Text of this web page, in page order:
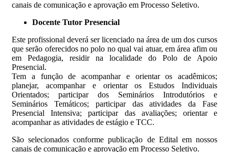
canais de comunicação e aprovação em Processo Seletivo.
Docente Tutor Presencial
Este profissional deverá ser licenciado na área de um dos cursos
que serão oferecidos no polo no qual vai atuar, em área afim ou
em Pedagogia, residir na localidade do Polo de Apoio
Presencial.
Tem a função de acompanhar e orientar os acadêmicos;
planejar, acompanhar e orientar os Estudos Individuais
Orientados; participar dos Seminários Introdutórios e
Seminários Temáticos; participar das atividades da Fase
Presencial Intensiva; participar das avaliações; orientar e
acompanhar as atividades de estágio e TCC.
São selecionados conforme publicação de Edital em nossos
canais de comunicação e aprovação em Processo Seletivo.